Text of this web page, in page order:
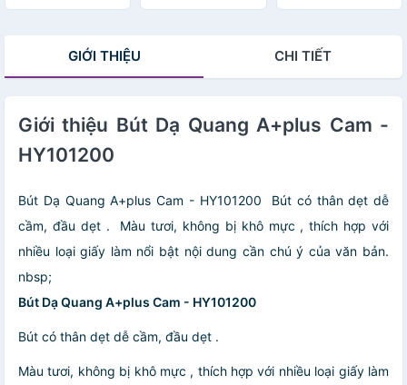
GIỚI THIỆU CHI TIẾT
Giới thiệu Bút Dạ Quang A+plus Cam -
HY101200
Bút Dạ Quang A+plus Cam - HY101200 Bút có thân dẹt dễ
cầm, đầu dẹt . Màu tươi, không bị khô mực , thích hợp với
nhiều loại giấy làm nổi bật nội dung cần chú ý của văn bản.
nbsp;
Bút Dạ Quang A+plus Cam - HY101200
Bút có thân dẹt dễ cầm, đầu dẹt .
Màu tươi, không bị khô mực , thích hợp với nhiều loại giấy làm